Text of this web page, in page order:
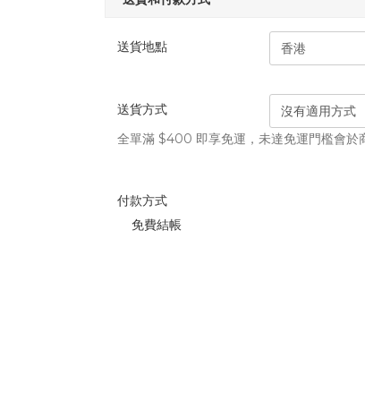
送貨地點
送貨方式
全單滿 $400 即享免運，未達免運門檻會於
付款方式
免費結帳